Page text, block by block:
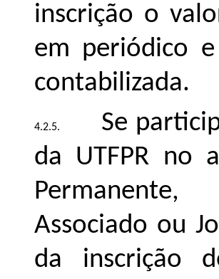
inscrição o
em periódico
contabilizada.
Se
da UTFPR no
Permanente,
Associado ou
da inscrição